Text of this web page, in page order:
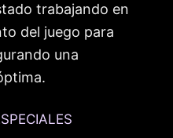
trabajando en
del juego para
una